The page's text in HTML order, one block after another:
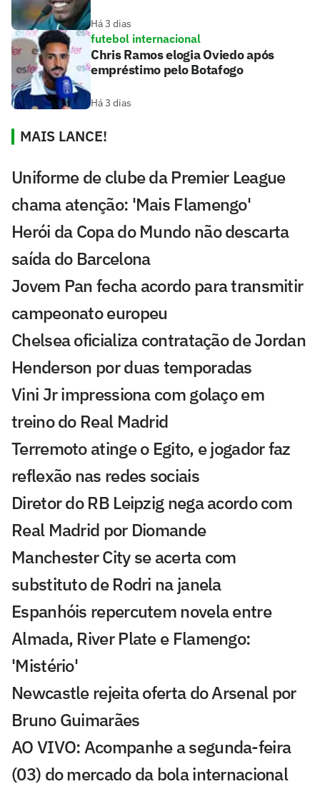
Há 3 dias
futebol internacional
Chris Ramos elogia Oviedo após
empréstimo pelo Botafogo
Há 3 dias
MAIS LANCE!
Uniforme de clube da Premier League
chama atenção: 'Mais Flamengo'
Herói da Copa do Mundo não descarta
saída do Barcelona
Jovem Pan fecha acordo para transmitir
campeonato europeu
Chelsea oficializa contratação de Jordan
Henderson por duas temporadas
Vini Jr impressiona com golaço em
treino do Real Madrid
Terremoto atinge o Egito, e jogador faz
reflexão nas redes sociais
Diretor do RB Leipzig nega acordo com
Real Madrid por Diomande
Manchester City se acerta com
substituto de Rodri na janela
Espanhóis repercutem novela entre
Almada, River Plate e Flamengo:
'Mistério'
Newcastle rejeita oferta do Arsenal por
Bruno Guimarães
AO VIVO: Acompanhe a segunda-feira
(03) do mercado da bola internacional